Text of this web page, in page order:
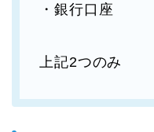
・銀行口座
上記2つのみ